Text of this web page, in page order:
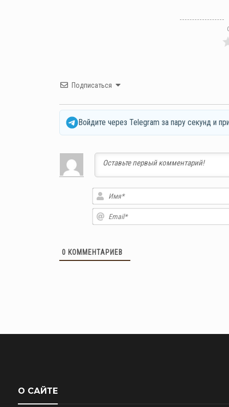
Подписаться
Войдите через Telegram за пару секунд и
0 КОММЕНТАРИЕВ
О САЙТЕ